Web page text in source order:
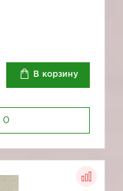
В корзину
0